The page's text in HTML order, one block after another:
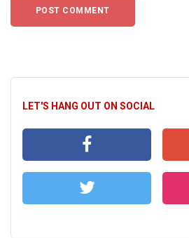
LET'S HANG OUT ON SOCIAL